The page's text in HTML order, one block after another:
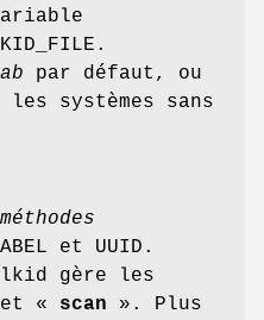
par défaut, ou
les systèmes sans
méthodes
et UUID.
gère les
« scan ». Plus